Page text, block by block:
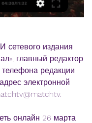
сетевого издания
главный редактор
редакции
электронной
онлайн 26 марта